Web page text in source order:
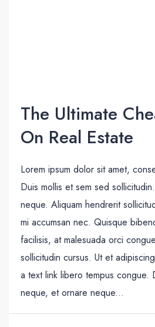
The Ultimate
On Real Estate
Lorem ipsum dolor sit amet,
Duis mollis et sem sed
neque. Aliquam hendrerit
mi accumsan nec. Quisque
facilisis, at malesuada orci
sollicitudin cursus. Ut et
a text link libero tempus congue.
neque, et ornare neque...